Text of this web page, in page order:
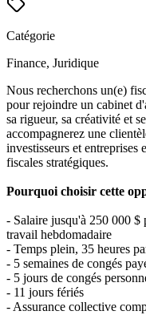
Catégorie
Finance, Juridique
Nous recherchons un(e)
pour rejoindre un cabinet
sa rigueur, sa créativité et
accompagnerez une
investisseurs et entreprises
fiscales stratégiques.
Pourquoi choisir cette
- Salaire jusqu'à 250 000 $
travail hebdomadaire
- Temps plein, 35 heures
- 5 semaines de congés
- 5 jours de congés
- 11 jours fériés
- Assurance collective